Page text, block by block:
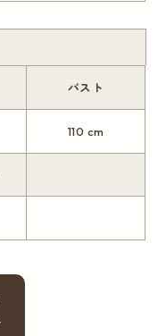
バスト
110 cm